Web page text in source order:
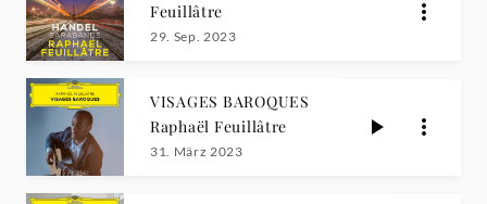
Feuillâtre
29. Sep. 2023
VISAGES BAROQUES
Raphaël Feuillâtre
31. März 2023